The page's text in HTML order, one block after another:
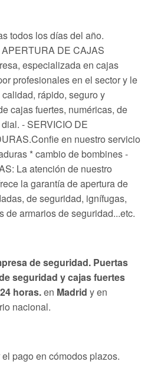
todos los días del año.
DE CAJAS
especializada en cajas
profesionales en el sector y le
rápido, seguro y
cajas fuertes, numéricas, de
- SERVICIO DE
en nuestro servicio
* cambio de bombines -
La atención de nuestro
la garantía de apertura de
de seguridad, ignífugas,
de armarios de seguridad...etc.
de seguridad. Puertas
seguridad y cajas fuertes
horas.en Madrid y en
nacional.
pago en cómodos plazos.